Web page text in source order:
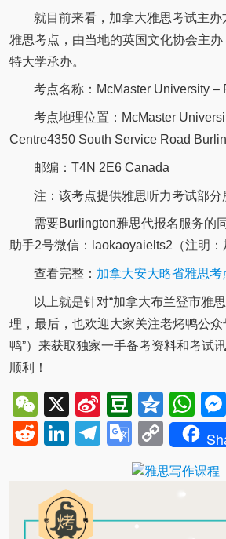
就目前来看，加拿大雅思考试主
雅思考点，由当地的英国文化协会主
特大学承办。
考点名称：McMaster University –
考点地理位置：McMaster
Centre4350 South Service Road
邮编：T4N 2E6 Canada
注：该考点提供雅思听力考试部分
需要Burlington雅思代报名服务的
助手2号微信：laokaoyaielts2（注明：
查看完整： 加拿大安大略省雅思考
以上就是针对“加拿大布兰登市雅
理，最后，也欢迎大家关注老烤鸭公众
鸭”）来获取独家一手备考资料和考试
顺利！
WeChat
X
Sina
Weibo
Douban
RedditLinkedIn
Telegram
Google
Translate
Copy
Link